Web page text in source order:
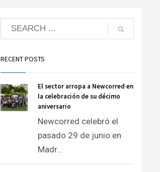
RECENT POSTS
El sector arropa a Newcorred en
la celebración de su décimo
aniversario
Newcorred celebró el
pasado 29 de junio en
Madr...